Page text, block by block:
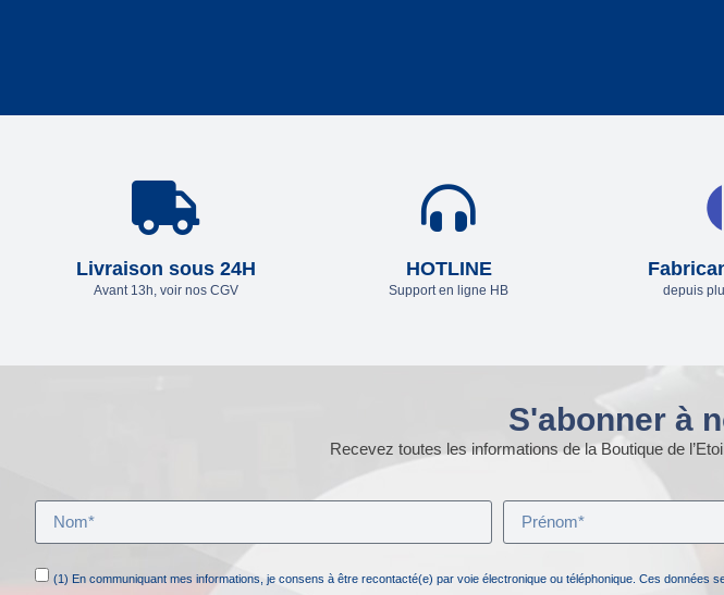
Livraison sous 24H
Avant 13h, voir nos CGV
HOTLINE
Support en ligne HB depuis
S'abonner à
Recevez toutes les informations de la Boutique de
(1) En communiquant mes informations, je consens à être recontacté(e) par voie électronique ou téléphonique. Ces données